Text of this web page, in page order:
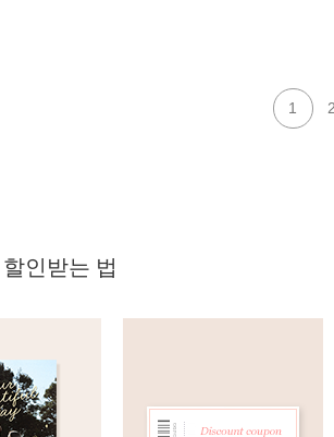
1
할인받는 법